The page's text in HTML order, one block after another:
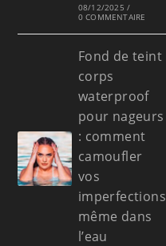
08/12/2025 /
0 COMMENTAIRE
Fond de teint
corps
waterproof
pour nageurs
: comment
camoufler
vos
imperfections
même dans
l’eau